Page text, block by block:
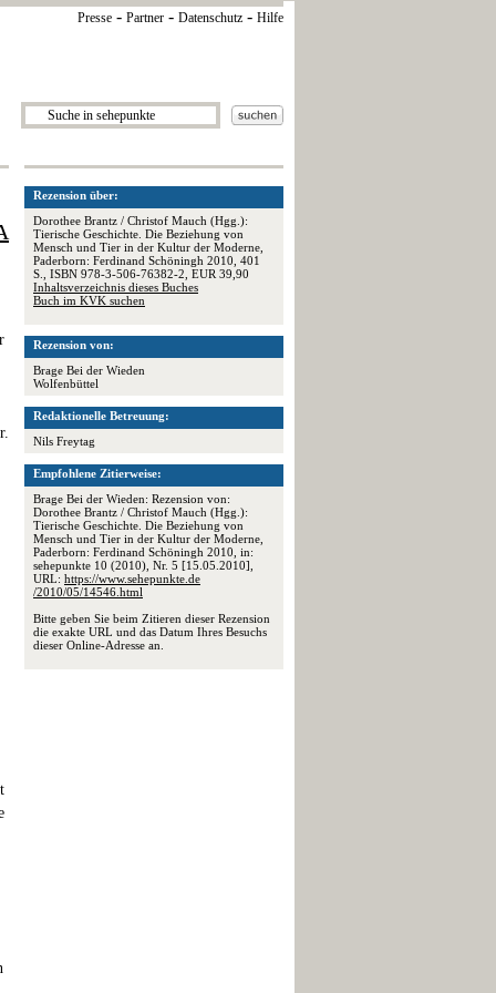
Presse - Partner - Datenschutz - Hilfe
Rezension über:
Dorothee Brantz / Christof Mauch (Hgg.):
Tierische Geschichte. Die Beziehung von
Mensch und Tier in der Kultur der Moderne,
Paderborn: Ferdinand Schöningh 2010, 401
S., ISBN 978-3-506-76382-2, EUR 39,90
Inhaltsverzeichnis dieses Buches
Buch im KVK suchen
Rezension von:
Brage Bei der Wieden
Wolfenbüttel
Redaktionelle Betreuung:
Nils Freytag
Empfohlene Zitierweise:
Brage Bei der Wieden: Rezension von:
Dorothee Brantz / Christof Mauch (Hgg.):
Tierische Geschichte. Die Beziehung von
Mensch und Tier in der Kultur der Moderne,
Paderborn: Ferdinand Schöningh 2010, in:
sehepunkte 10 (2010), Nr. 5 [15.05.2010],
URL: https://www.sehepunkte.de
/2010/05/14546.html
Bitte geben Sie beim Zitieren dieser Rezension
die exakte URL und das Datum Ihres Besuchs
dieser Online-Adresse an.